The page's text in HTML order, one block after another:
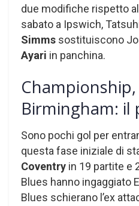
due modifiche rispetto
sabato a Ipswich,
Simms sostituiscono
Ayari in panchina.
Birmingham:
Sono pochi gol per
questa fase iniziale di
Coventry in 19 partite e
Blues hanno ingaggiato
Blues schierano l’ex